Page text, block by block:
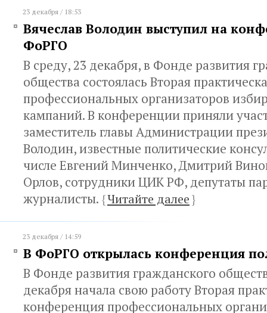
23 декабря / 18:53
Вячеслав Володин выступил на
ФоРГО
В среду, 23 декабря, в Фонде развития
общества состоялась Вторая
профессиональных организаторов
кампаний. В конференции приняли
заместитель главы Администрации
Володин, известные политические
числе Евгений Минченко, Дмитрий
Орлов, сотрудники ЦИК РФ, депутаты
журналисты. {Читайте далее}
23 декабря / 14:59
В ФоРГО открылась конференция
В Фонде развития гражданского
декабря начала свою работу Вторая
конференция профессиональных